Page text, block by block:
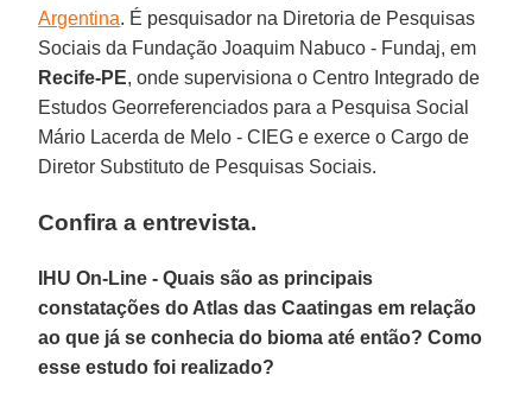
Argentina. É pesquisador na Diretoria de Pesquisas
Sociais da Fundação Joaquim Nabuco - Fundaj, em
Recife-PE, onde supervisiona o Centro Integrado de
Estudos Georreferenciados para a Pesquisa Social
Mário Lacerda de Melo - CIEG e exerce o Cargo de
Diretor Substituto de Pesquisas Sociais.
Confira a entrevista.
IHU On-Line - Quais são as principais
constatações do Atlas das Caatingas em relação
ao que já se conhecia do bioma até então? Como
esse estudo foi realizado?